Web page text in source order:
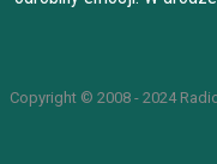
Copyright © 2008 - 2024